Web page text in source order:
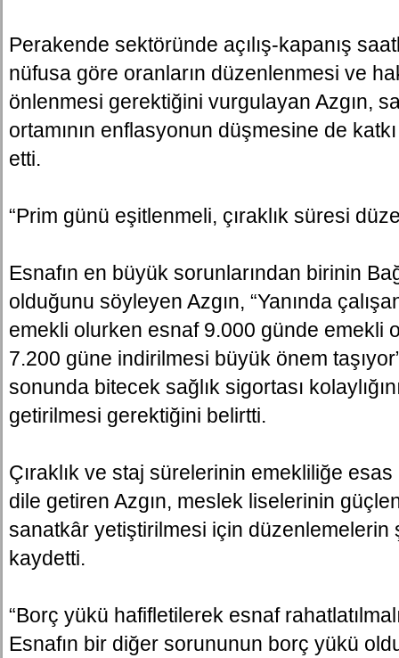
Perakende sektöründe açılış-kapanış
nüfusa göre oranların düzenlenmesi ve
önlenmesi gerektiğini vurgulayan Azgın,
ortamının enflasyonun düşmesine de
etti.
“Prim günü eşitlenmeli, çıraklık süresi
Esnafın en büyük sorunlarından birinin
olduğunu söyleyen Azgın, “Yanında
emekli olurken esnaf 9.000 günde emekli
7.200 güne indirilmesi büyük önem
sonunda bitecek sağlık sigortası
getirilmesi gerektiğini belirtti.
Çıraklık ve staj sürelerinin emekliliğe esas
dile getiren Azgın, meslek liselerinin
sanatkâr yetiştirilmesi için düzenlemelerin
kaydetti.
“Borç yükü hafifletilerek esnaf
Esnafın bir diğer sorununun borç yükü